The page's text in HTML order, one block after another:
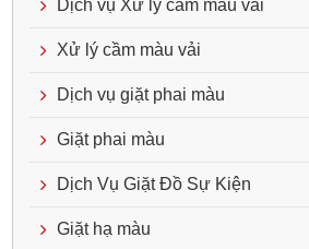
Dịch vụ Xử lý cầm màu vải
Xử lý cầm màu vải
Dịch vụ giặt phai màu
Giặt phai màu
Dịch Vụ Giặt Đồ Sự Kiện
Giặt hạ màu